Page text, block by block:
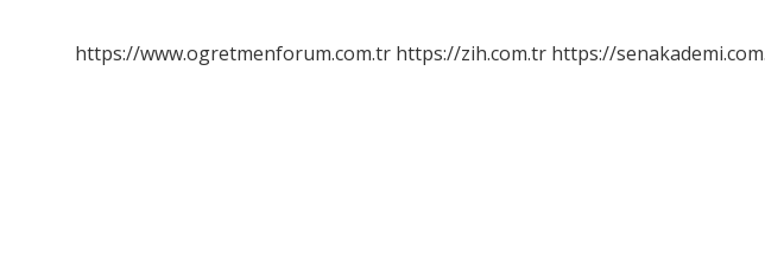
https://www.ogretmenforum.com.tr https://zih.com.tr https://